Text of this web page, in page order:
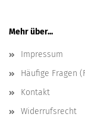
Mehr über...
Impressum
Häufige Fragen
Kontakt
Widerrufsrecht